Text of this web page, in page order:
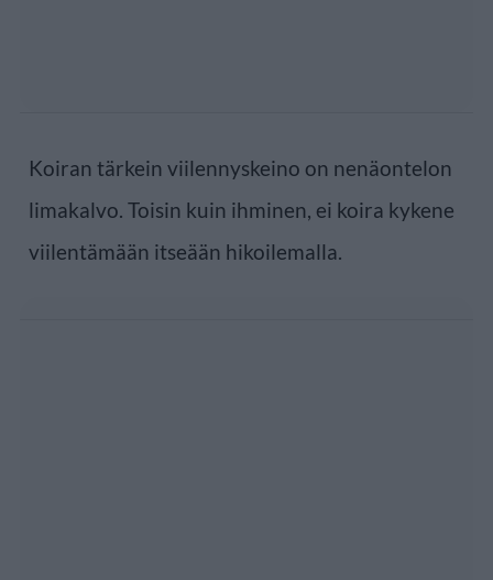
Koiran tärkein viilennyskeino on nenäontelon
limakalvo. Toisin kuin ihminen, ei koira kykene
viilentämään itseään hikoilemalla.